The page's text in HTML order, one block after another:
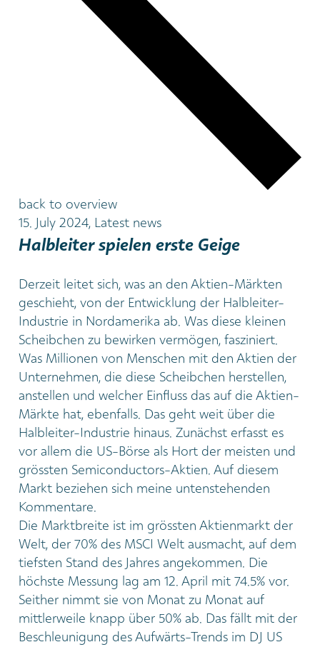
back to overview
15. July 2024, Latest news
Halbleiter spielen erste Geige
Derzeit leitet sich, was an den Aktien-Märkten
geschieht, von der Entwicklung der Halbleiter-
Industrie in Nordamerika ab. Was diese kleinen
Scheibchen zu bewirken vermögen, fasziniert.
Was Millionen von Menschen mit den Aktien der
Unternehmen, die diese Scheibchen herstellen,
anstellen und welcher Einfluss das auf die Aktien-
Märkte hat, ebenfalls. Das geht weit über die
Halbleiter-Industrie hinaus. Zunächst erfasst es
vor allem die US-Börse als Hort der meisten und
grössten Semiconductors-Aktien. Auf diesem
Markt beziehen sich meine untenstehenden
Kommentare.
Die Marktbreite ist im grössten Aktienmarkt der
Welt, der 70% des MSCI Welt ausmacht, auf dem
tiefsten Stand des Jahres angekommen. Die
höchste Messung lag am 12. April mit 74.5% vor.
Seither nimmt sie von Monat zu Monat auf
mittlerweile knapp über 50% ab. Das fällt mit der
Beschleunigung des Aufwärts-Trends im DJ US